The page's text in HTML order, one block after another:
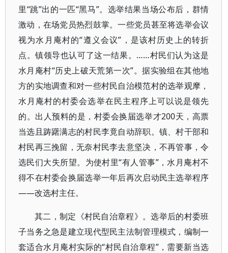
里“跳”出的一匹“黑马”。选举结果当场公布后，群情
激动，在场党员热烈鼓掌。一些党员甚至将选举会议
视为水月庵村的“遵义会议”，是该村历史上的转折
点。镇领导也认可了这一结果。……村民们认为这是
水月庵村“历史上破天荒第一次”。据实验组在其他地
方的实地调查和对一些村民自治模范村的选举观摩，
水月庵村的村委会选举在民主程序上可以说是领先
的。出人预料的是，村委会换届选举才200天，高票
当选且踌躇满志的村民李竟自动辞职。镇、村干部和
村民再三挽留，无奈村民李去意坚决，不再管事，令
选民们大失所望。为使村里“有人管事”，水月庵村不
得不在村委会换届选举一年后再次启动民主选举程序
——改选村主任。
其二，制定《村民自治章程》。选举后的村委班
子当务之急是建立现代型民主法制管理模式，编制一
套适合水月庵村实际的“村民自治章程”，需要新当选